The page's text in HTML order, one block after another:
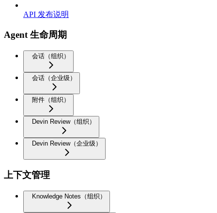
API 发布说明
Agent 生命周期
会话（组织）
会话（企业级）
附件（组织）
Devin Review（组织）
Devin Review（企业级）
上下文管理
Knowledge Notes（组织）